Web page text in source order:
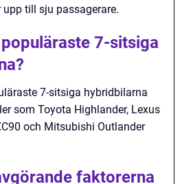
till sju passagerare.
7-sitsiga
7-sitsiga hybridbilarna
som Toyota Highlander, Lexus
och Mitsubishi Outlander
faktorerna